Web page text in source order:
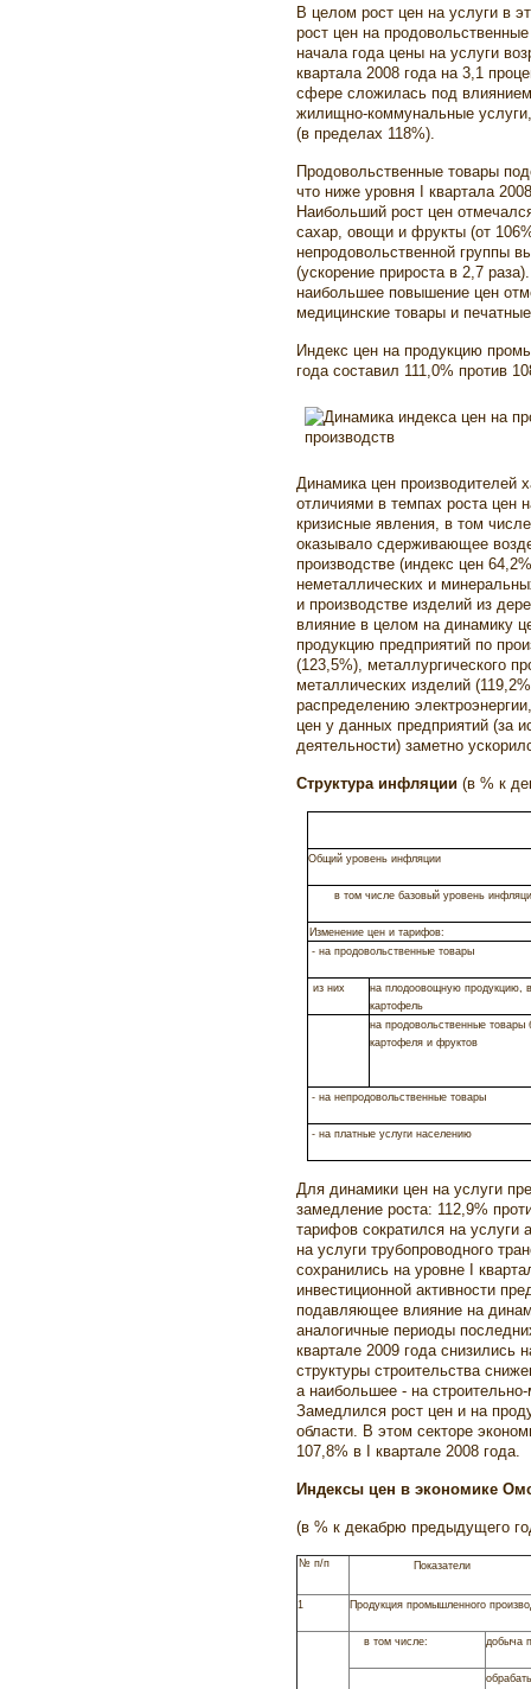
В целом рост цен на услуги в
рост цен на
начала года цены на услуги
квартала 2008 года на 3,1
сфере сложилась под
жилищно-коммунальные
(в пределах 118%).
Продовольственные товары
что ниже уровня I квартала
Наибольший рост цен
сахар, овощи и фрукты (от
непродовольственной группы
(ускорение прироста в 2,7
наибольшее повышение цен
медицинские товары и
Индекс цен на продукцию
года составил 111,0% против
Динамика цен производителей
отличиями в темпах роста цен
кризисные явления, в том
оказывало сдерживающее
производстве (индекс цен
неметаллических и
и производстве изделий из
влияние в целом на динамику
продукцию предприятий по
(123,5%), металлургического
металлических изделий
распределению
цен у данных предприятий (за
деятельности) заметно
Структура инфляции (в % к
Общий уровень инфляции
в том числе базовый уровень
Изменение цен и тарифов:
- на продовольственные товары
из них
на плодоовощную продукцию,
картофель
на продовольственные товары
картофеля и фруктов
- на непродовольственные товары
- на платные услуги населению
Для динамики цен на услуги
замедление роста: 112,9%
тарифов сократился на услуги
на услуги трубопроводного
сохранились на уровне I
инвестиционной активности
подавляющее влияние на
аналогичные периоды
квартале 2009 года снизились
структуры строительства
а наибольшее - на
Замедлился рост цен и на
области. В этом секторе
107,8% в I квартале 2008 года.
Индексы цен в экономике
(в % к декабрю предыдущего
№п/п Показатели
1 Продукция промышленного
в том числе: добыча